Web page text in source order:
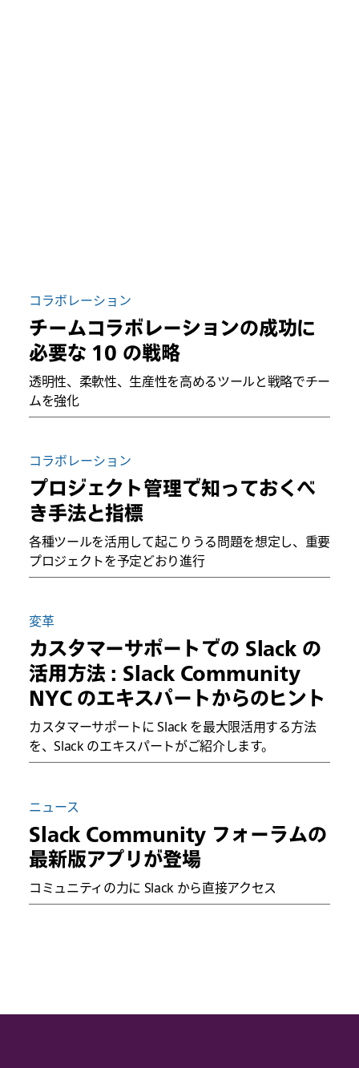
コラボレーション
チームコラボレーションの成功に
必要な 10 の戦略
透明性、柔軟性、生産性を高めるツールと戦略でチー
ムを強化
コラボレーション
プロジェクト管理で知っておくべ
き手法と指標
各種ツールを活用して起こりうる問題を想定し、重要
プロジェクトを予定どおり進行
変革
カスタマーサポートでの Slack の
活用方法 : Slack Community
NYC のエキスパートからのヒント
カスタマーサポートに Slack を最大限活用する方法
を、Slack のエキスパートがご紹介します。
ニュース
Slack Community フォーラムの
最新版アプリが登場
コミュニティの力に Slack から直接アクセス